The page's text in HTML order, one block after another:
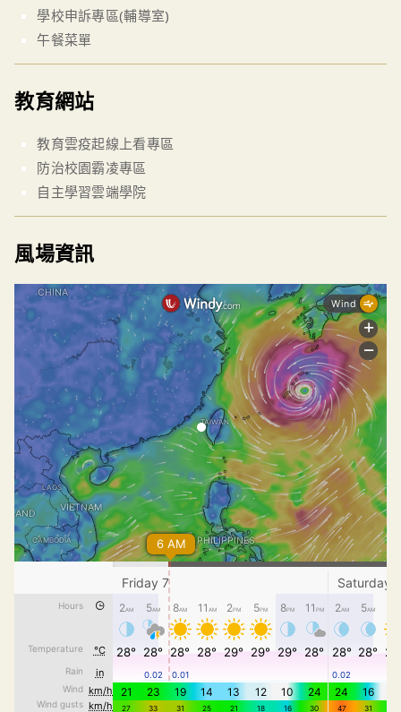
學校申訴專區(輔導室)
午餐菜單
教育網站
教育雲疫起線上看專區
防治校園霸凌專區
自主學習雲端學院
風場資訊